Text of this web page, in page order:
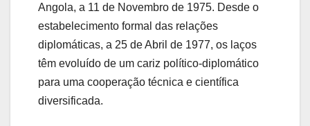
Angola, a 11 de Novembro de 1975. Desde o
estabelecimento formal das relações
diplomáticas, a 25 de Abril de 1977, os laços
têm evoluído de um cariz político-diplomático
para uma cooperação técnica e científica
diversificada.